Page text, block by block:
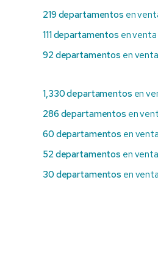
219 departamentos en
111 departamentos en
92 departamentos en
1,330 departamentos en
286 departamentos en
60 departamentos en
52 departamentos en
30 departamentos en